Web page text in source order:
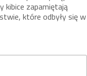
kibice zapamiętają
które odbyły się w